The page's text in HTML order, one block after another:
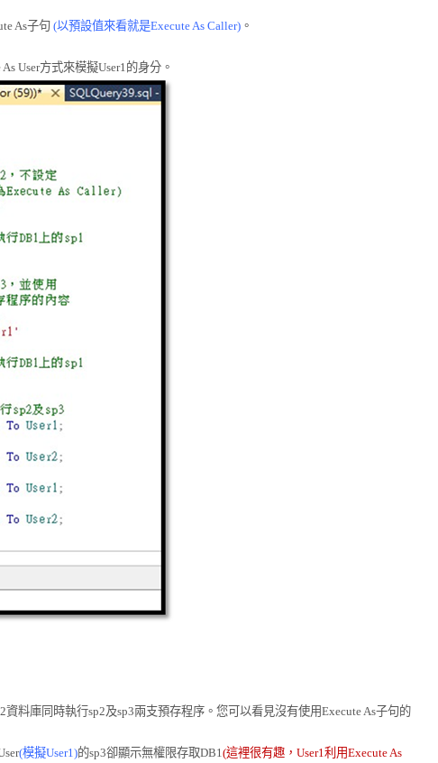
As子句 (以預設值來看就是Execute As Caller) 。
User方式來模擬User1 的身分。
資料庫同時執行sp2及sp3兩支預存程序 。您可以看見沒有使用Execute As子句的
(模擬User1)的sp3卻顯示無權限存取DB1 (這裡很有趣， User1 利用Execute As